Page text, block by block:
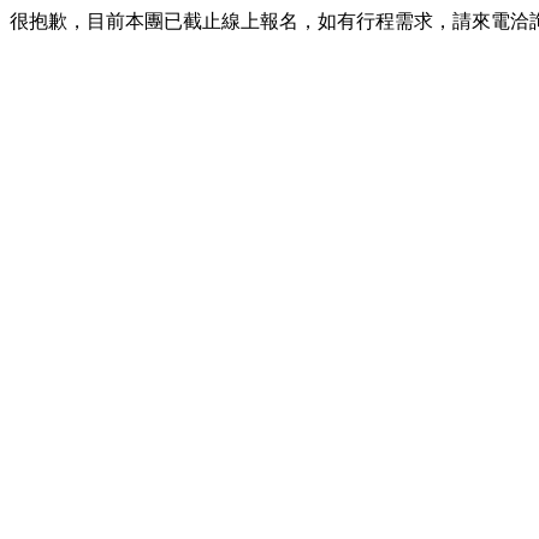
很抱歉，目前本團已截止線上報名，如有行程需求，請來電洽